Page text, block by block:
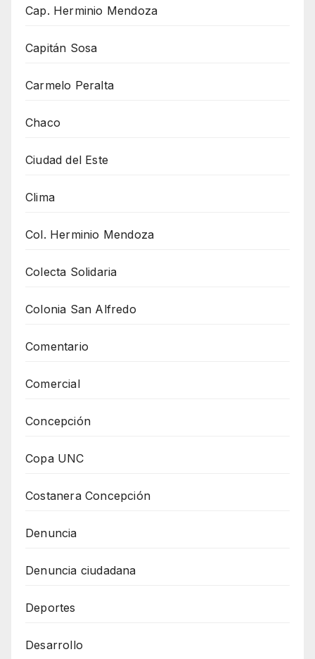
Cap. Herminio Mendoza
Capitán Sosa
Carmelo Peralta
Chaco
Ciudad del Este
Clima
Col. Herminio Mendoza
Colecta Solidaria
Colonia San Alfredo
Comentario
Comercial
Concepción
Copa UNC
Costanera Concepción
Denuncia
Denuncia ciudadana
Deportes
Desarrollo